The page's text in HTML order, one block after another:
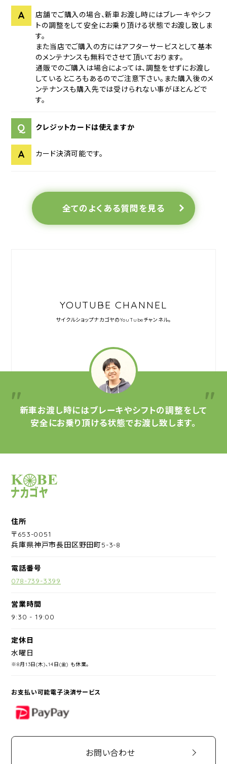
A
店舗でご購入の場合、新車お渡し時にはブレーキやシフ
トの調整をして安全にお乗り頂ける状態でお渡し致しま
す。
また当店でご購入の方にはアフターサービスとして基本
のメンテナンスも無料でさせて頂いております。
通販でのご購入は場合によっては、調整をせずにお渡し
しているところもあるのでご注意下さい。また購入後のメ
ンテナンスも購入先では受けられない事がほとんどで
す。
Q クレジットカードは使えますか
A カード決済可能です。
全てのよくある質問を見る
YOUTUBE CHANNEL
サイクルショップナカゴヤのYouTubeチャンネル。
新車お渡し時にはブレーキやシフトの調整をして
安全にお乗り頂ける状態でお渡し致します。
サイクルショップナカゴヤ
住所
〒653-0051
兵庫県神戸市長田区野田町5-3-8
電話番号
078-739-3399
営業時間
9:30 -19:00
定休日
水曜日
※8月13日(木)、14日(金) も休業。
お支払い可能電子決済サービス
PayPay
お問い合わせ